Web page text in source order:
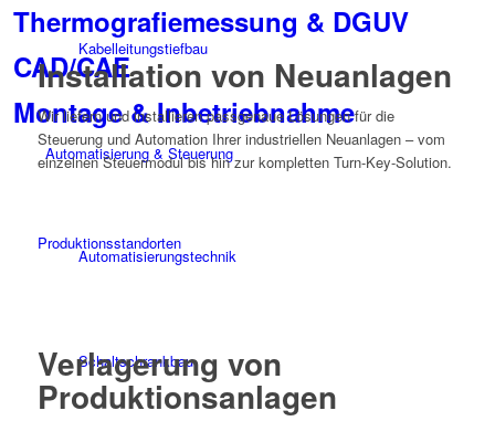
Kabelleitungstiefbau
Automatisierung & Steuerung
Automatisierungstechnik
Schaltschrankbau
Thermografiemessung & DGUV
CAD/CAE
Montage & Inbetriebnahme
Installation von Neuanlagen
Wir liefern und installieren passgenaue Lösungen für die
Steuerung und Automation Ihrer industriellen Neuanlagen – vom
einzelnen Steuermodul bis hin zur kompletten Turn-Key-Solution.
Produktionsstandorten
Verlagerung von
Produktionsanlagen